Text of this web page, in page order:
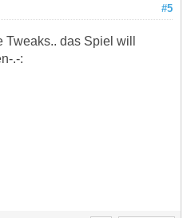
#5
das Spiel will
.-: